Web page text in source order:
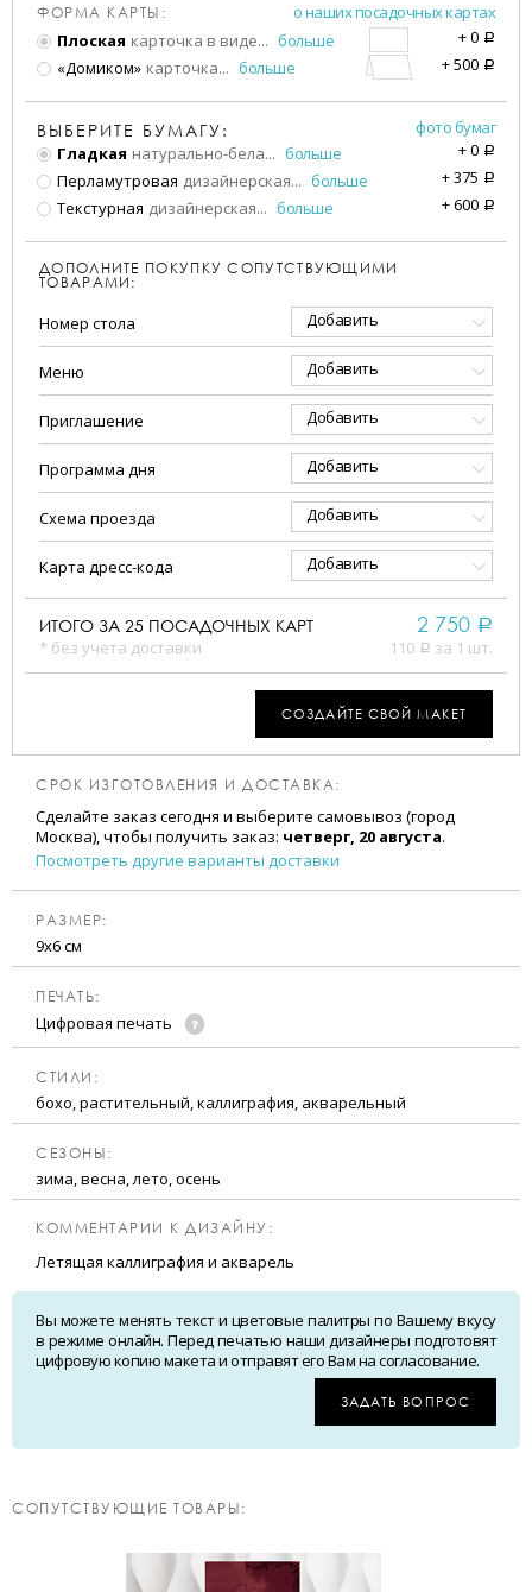
ФОРМА КАРТЫ:
о наших посадочных картах
Плоская карточка в виде... больше +0 a
«Домиком» карточка... больше +500 a
ВЫБЕРИТЕ БУМАГУ:
фото бумаг
Гладкая натурально-бела... больше +0 a
Перламутровая дизайнерская... больше +375 a
Текстурная дизайнерская... больше +600 a
ДОПОЛНИТЕ ПОКУПКУ СОПУТСТВУЮЩИМИ
ТОВАРАМИ:
Номер стола Добавить
Меню Добавить
Приглашение Добавить
Программа дня Добавить
Схема проезда Добавить
Карта дресс-кода Добавить
ИТОГО ЗА 25 ПОСАДОЧНЫХ КАРТ
* без учета доставки
2 750 a
110 a за 1 шт.
СОЗДАЙТЕ СВОЙ МАКЕТ
СРОК ИЗГОТОВЛЕНИЯ И ДОСТАВКА:
Сделайте заказ сегодня и выберите самовывоз (город
Москва), чтобы получить заказ: четверг, 20 августа.
Посмотреть другие варианты доставки
РАЗМЕР:
9х6 см
ПЕЧАТЬ:
Цифровая печать
CТИЛИ:
бохо, растительный, каллиграфия, акварельный
CЕЗОНЫ:
зима, весна, лето, осень
КОММЕНТАРИИ К ДИЗАЙНУ:
Летящая каллиграфия и акварель
Вы можете менять текст и цветовые палитры по Вашему вкусу
в режиме онлайн. Перед печатью наши дизайнеры подготовят
цифровую копию макета и отправят его Вам на согласование.
ЗАДАТЬ ВОПРОС
CОПУТСТВУЮЩИЕ ТОВАРЫ: